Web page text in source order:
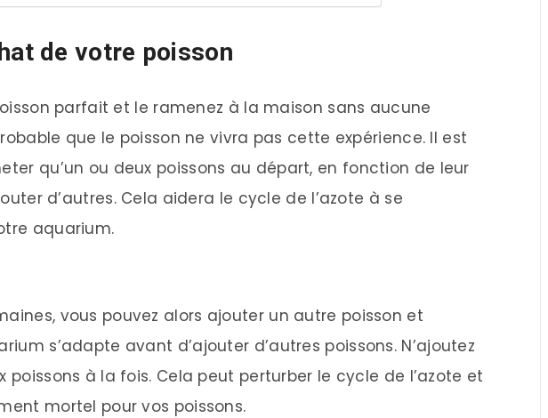
de votre poisson
parfait et le ramenez à la maison sans aucune
que le poisson ne vivra pas cette expérience. Il est
qu’un ou deux poissons au départ, en fonction de leur
d’autres. Cela aidera le cycle de l’azote à se
aquarium.
vous pouvez alors ajouter un autre poisson et
s’adapte avant d’ajouter d’autres poissons. N’ajoutez
poissons à la fois. Cela peut perturber le cycle de l’azote et
mortel pour vos poissons.